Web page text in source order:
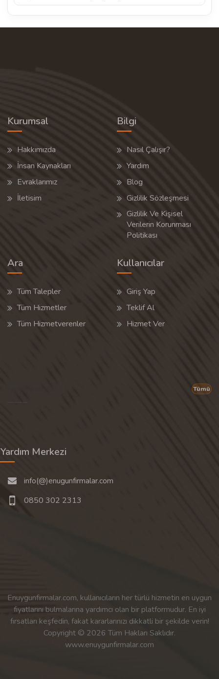
Kurumsal
Hakkımızda
İnsan Kaynakları
Evraklarımız
İletisim
Bilgi
Nasıl Çalışır?
Yardım
Blog
Gizlilik Sözleşmesi
Gizlilik Ve Kişisel
Verilerin Korunması
Politikası
Ara
Tüm Talepler
Tüm Hizmetler
Tüm Hizmetverenler
Kullanıcılar
Giriş Yap
Teklif Al
Hizmet Ver
Tümü
Yardım Merkezi
info(@)enugunfirmalar.com
0850 302 2313
Enuygunfirmalar.com, kullanıcıların her türlü hizmetin en uygun
fiyatlarını bulmalarına yardımcı olan bir platformudur. En iyi
fırsatları keşfedin, fakat kararlarınızı dikkatli bir şekilde verin!
Copyright © 2026 Tüm Hakları Saklıdır.
www.enuygunfirmalar.com